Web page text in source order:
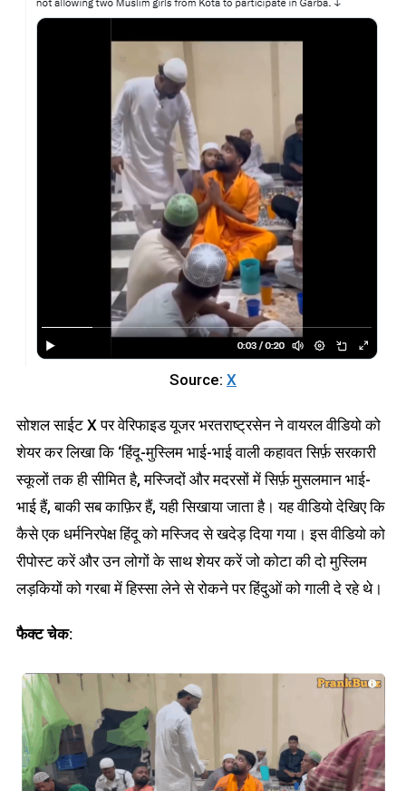
Source: X
सोशल साईट X पर वेरिफाइड यूजर भरतराष्ट्रसेन ने वायरल वीडियो को
शेयर कर लिखा कि ‘हिंदू-मुस्लिम भाई-भाई वाली कहावत सिर्फ़ सरकारी
स्कूलों तक ही सीमित है, मस्जिदों और मदरसों में सिर्फ़ मुसलमान भाई-
भाई हैं, बाकी सब काफ़िर हैं, यही सिखाया जाता है। यह वीडियो देखिए कि
कैसे एक धर्मनिरपेक्ष हिंदू को मस्जिद से खदेड़ दिया गया। इस वीडियो को
रीपोस्ट करें और उन लोगों के साथ शेयर करें जो कोटा की दो मुस्लिम
लड़कियों को गरबा में हिस्सा लेने से रोकने पर हिंदुओं को गाली दे रहे थे।
फैक्ट चेक: